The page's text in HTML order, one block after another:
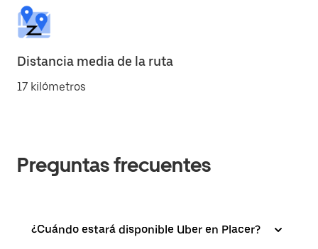
Distancia media de la ruta
17 kilómetros
Preguntas frecuentes
¿Cuándo estará disponible Uber en Placer?